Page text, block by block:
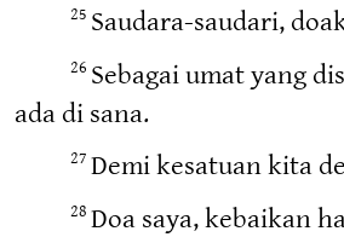
25 Saudara-saudari,
26 Sebagai umat yang
ada di sana.
27 Demi kesatuan kita
28 Doa saya, kebaikan